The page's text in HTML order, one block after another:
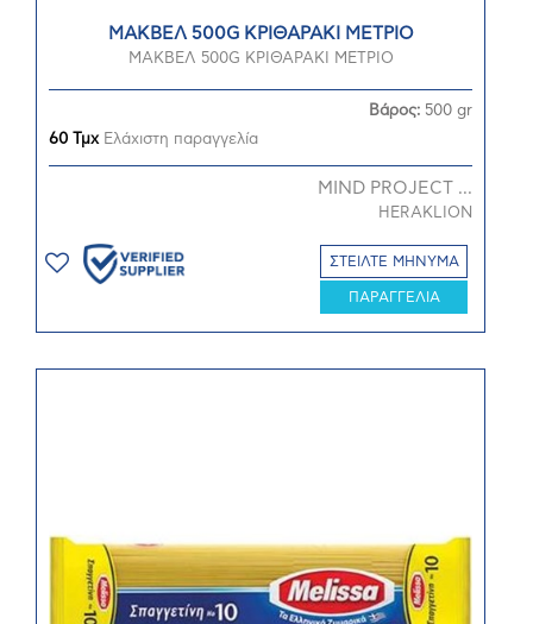
ΜΑΚΒΕΛ 500G ΚΡΙΘΑΡΑΚΙ ΜΕΤΡΙΟ
ΜΑΚΒΕΛ 500G ΚΡΙΘΑΡΑΚΙ ΜΕΤΡΙΟ
60 ΤμχΕλάχιστη παραγγελία
Βάρος: 500 gr
MIND PROJECT ...
HERAKLION
ΣΤΕΙΛΤΕ ΜΗΝΥΜΑ
ΠΑΡΑΓΓΕΛΙΑ